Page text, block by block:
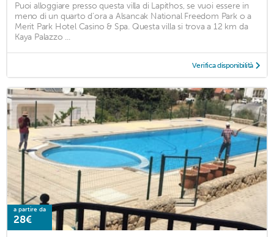
Puoi alloggiare presso questa villa di Lapithos, se vuoi essere in
meno di un quarto d'ora a Alsancak National Freedom Park o a
Merit Park Hotel Casino & Spa. Questa villa si trova a 12 km da
Kaya Palazzo ...
Verifica disponibilità
a partire da
28€